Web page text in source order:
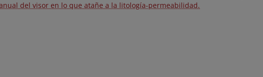
del visor en lo que atañe a la litología-permeabilidad.